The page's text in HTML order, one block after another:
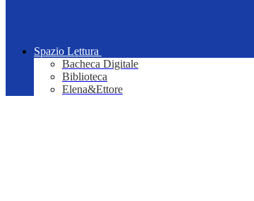
Spazio Lettura
Bacheca Digitale
Biblioteca
Elena&Ettore